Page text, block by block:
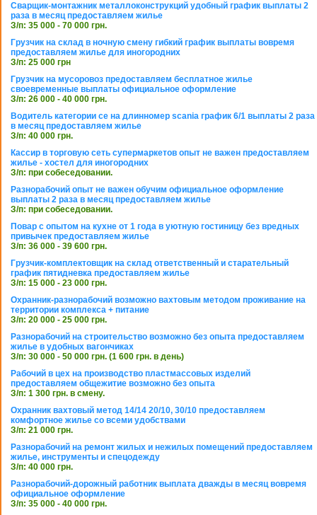
Сварщик-монтажник металлоконструкций удобный график выплаты 2
раза в месяц предоставляем жилье
З/п: 35 000 - 70 000 грн.
Грузчик на склад в ночную смену гибкий график выплаты вовремя
предоставляем жилье для иногородних
З/п: 25 000 грн
Грузчик на мусоровоз предоставляем бесплатное жилье
своевременные выплаты официальное оформление
З/п: 26 000 - 40 000 грн.
Водитель категории се на длинномер scania график 6/1 выплаты 2 раза
в месяц предоставляем жилье
З/п: 40 000 грн.
Кассир в торговую сеть супермаркетов опыт не важен предоставляем
жилье - хостел для иногородних
З/п: при собеседовании.
Разнорабочий опыт не важен обучим официальное оформление
выплаты 2 раза в месяц предоставляем жилье
З/п: при собеседовании.
Повар с опытом на кухне от 1 года в уютную гостиницу без вредных
привычек предоставляем жилье
З/п: 36 000 - 39 600 грн.
Грузчик-комплектовщик на склад ответственный и старательный
график пятидневка предоставляем жилье
З/п: 15 000 - 23 000 грн.
Охранник-разнорабочий возможно вахтовым методом проживание на
территории комплекса + питание
З/п: 20 000 - 25 000 грн.
Разнорабочий на строительство возможно без опыта предоставляем
жилье в удобных вагончиках
З/п: 30 000 - 50 000 грн. (1 600 грн. в день)
Рабочий в цех на производство пластмассовых изделий
предоставляем общежитие возможно без опыта
З/п: 1 300 грн. в смену.
Охранник вахтовый метод 14/14 20/10, 30/10 предоставляем
комфортное жилье со всеми удобствами
З/п: 21 000 грн.
Разнорабочий на ремонт жилых и нежилых помещений предоставляем
жилье, инструменты и спецодежду
З/п: 40 000 грн.
Разнорабочий-дорожный работник выплата дважды в месяц вовремя
официальное оформление
З/п: 35 000 - 40 000 грн.